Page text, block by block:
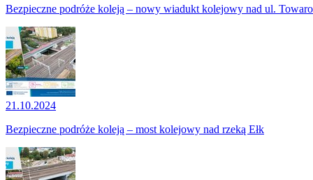
Bezpieczne podróże koleją – nowy wiadukt kolejowy nad ul.
21.10.2024
Bezpieczne podróże koleją – most kolejowy nad rzeką Ełk